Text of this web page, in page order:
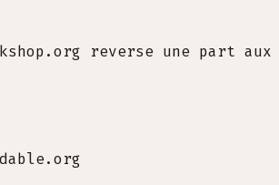
reverse une part